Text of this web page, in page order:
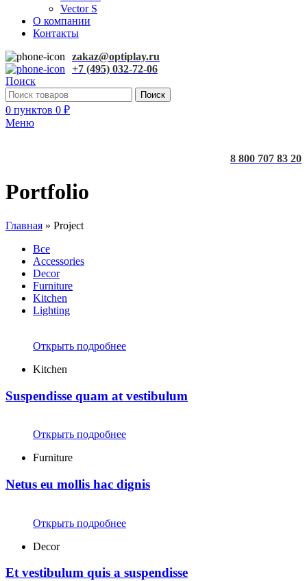
Vector S
О компании
Контакты
zakaz@optiplay.ru
+7 (495) 032-72-06
Поиск
Поиск
0 пунктов 0 ₽
Меню
8 800 707 83 20
Portfolio
Главная » Project
Все
Accessories
Decor
Furniture
Kitchen
Lighting
Открыть подробнее
Kitchen
Suspendisse quam at vestibulum
Открыть подробнее
Furniture
Netus eu mollis hac dignis
Открыть подробнее
Decor
Et vestibulum quis a suspendisse